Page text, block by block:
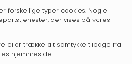
forskellige typer cookies. Nogle
der vises på vores
eller trække dit samtykke tilbage fra
hjemmeside.